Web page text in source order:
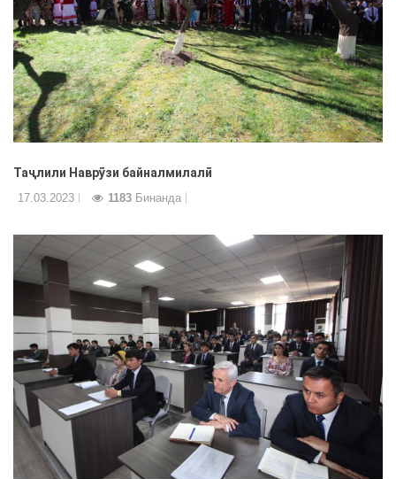
Таҷлили Наврӯзи байналмилалӣ
17.03.2023 1183 Бинанда